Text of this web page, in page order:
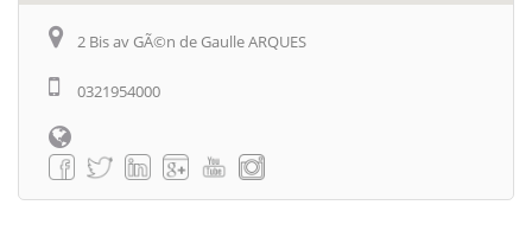
2 Bis av GÃ©n de Gaulle ARQUES
0321954000